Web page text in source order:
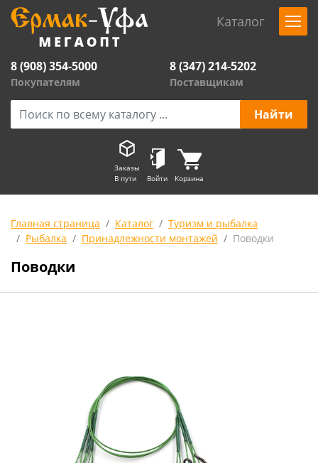
Каталог
8 (908) 354-5000
Покупателям
8 (347) 214-5202
Поставщикам
Заказы
В пути
Войти Корзина
Главная страница Каталог
Туризм и рыбалка
Рыбалка
Принадлежности монтажей Поводки
Поводки